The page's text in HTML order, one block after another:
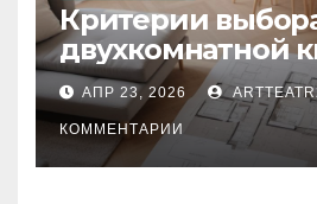
Критерии
двухкомнатной
планировка,
состояние и
АПР 23, 2026
КОММЕНТАРИИ